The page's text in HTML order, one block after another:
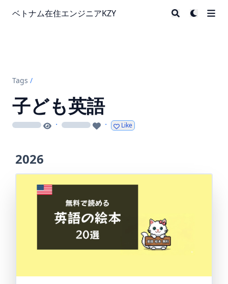
ベトナム在住エンジニアKZY
Tags /
子ども英語
loading · loading · Like
2026